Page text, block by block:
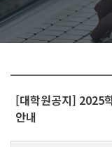
[대학원공지] 2025
안내